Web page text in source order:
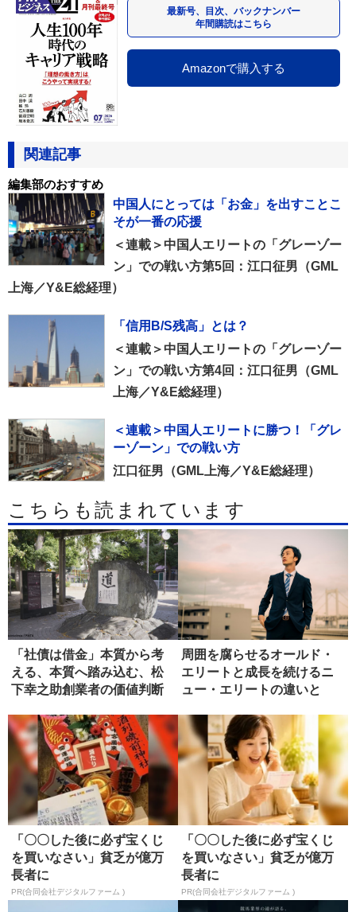
最新号、目次、バックナンバー
年間購読はこちら
Amazonで購入する
関連記事
編集部のおすすめ
中国人にとっては「お金」を出すことこ
そが一番の応援
＜連載＞中国人エリートの「グレーゾー
ン」での戦い方第5回：江口征男（GML
上海／Y&E総経理）
「信用B/S残高」とは？
＜連載＞中国人エリートの「グレーゾー
ン」での戦い方第4回：江口征男（GML
上海／Y&E総経理）
＜連載＞中国人エリートに勝つ！「グレ
ーゾーン」での戦い方
江口征男（GML上海／Y&E総経理）
こちらも読まれています
「社債は借金」本質から考
える、本質へ踏み込む、松
下幸之助創業者の価値判断
周囲を腐らせるオールド・
エリートと成長を続けるニ
ュー・エリートの違いと
「〇〇した後に必ず宝くじ
を買いなさい」貧乏が億万
長者に
PR(合同会社デジタルファーム )
「〇〇した後に必ず宝くじ
を買いなさい」貧乏が億万
長者に
PR(合同会社デジタルファーム )